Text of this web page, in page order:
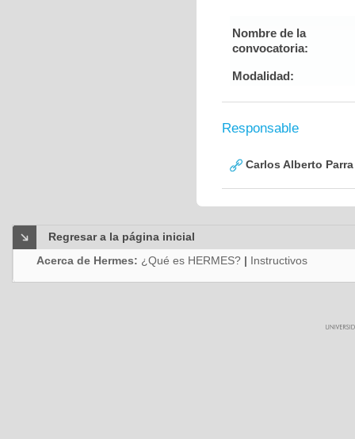
Nombre de la
convocatoria:
Modalidad:
Responsable
Carlos Alberto
Regresar a la página inicial
Acerca de Hermes: ¿Qué es HERMES? | Instructivos